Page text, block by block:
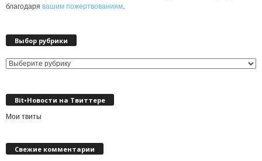
благодаря вашим пожертвованиям.
Выбор рубрики
Выбор
Bit•Новости на Твиттере
Мои твиты
Свежие комментарии